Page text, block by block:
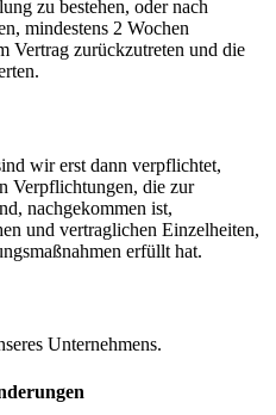
zu bestehen, oder nach
mindestens 2 Wochen
Vertrag zurückzutreten und die
wir erst dann verpflichtet,
Verpflichtungen, die zur
nachgekommen ist,
und vertraglichen Einzelheiten,
erfüllt hat.
Unternehmens.